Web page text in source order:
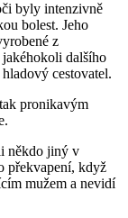
byly intenzivně
bolest. Jeho
z
dalšího
cestovatel.
pronikavým
někdo jiný v
překvapení, když
mužem a nevidí